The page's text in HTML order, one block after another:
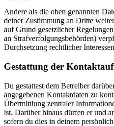
Andere als die oben genannten
deiner Zustimmung an Dritte
auf Grund gesetzlicher
an Strafverfolgungsbehörden)
Durchsetzung rechtlicher
Gestattung der
Du gestattest dem Betreiber
angegebenen Kontaktdaten zu
Übermittlung zentraler
ist. Darüber hinaus dürfen er und
sofern du dies in deinem